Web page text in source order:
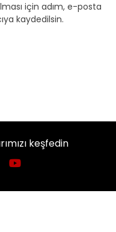
için adım, e-posta
kaydedilsin.
keşfedin